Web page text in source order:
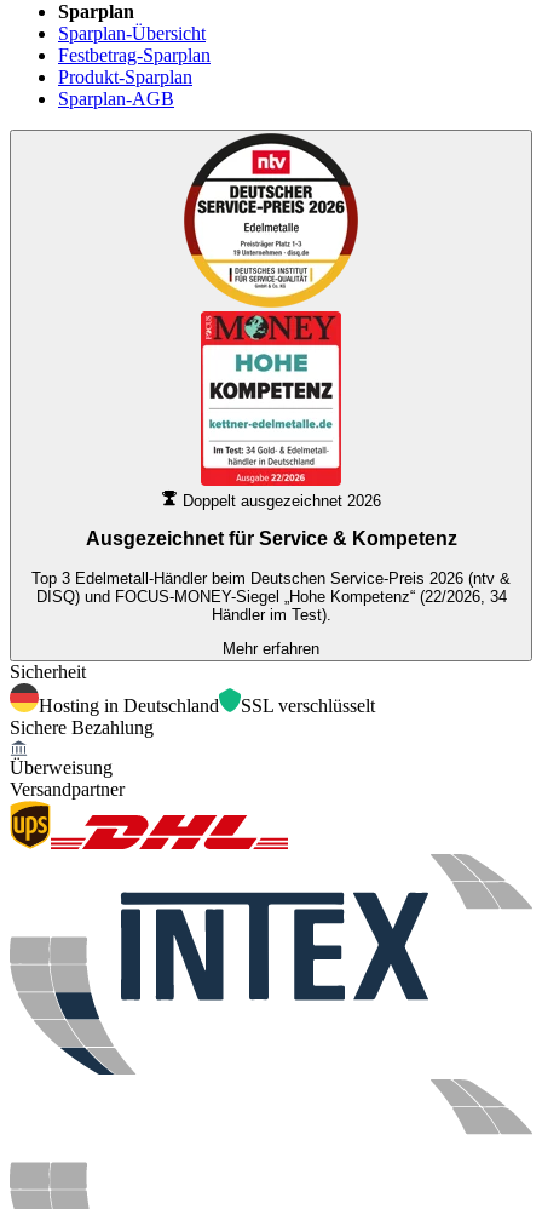
Sparplan
Sparplan-Übersicht
Festbetrag-Sparplan
Produkt-Sparplan
Sparplan-AGB
Doppelt ausgezeichnet 2026
Ausgezeichnet für Service & Kompetenz
Top 3 Edelmetall-Händler beim Deutschen Service-Preis 2026 (ntv &
DISQ) und FOCUS-MONEY-Siegel „Hohe Kompetenz“ (22/2026, 34
Händler im Test).
Mehr erfahren
Sicherheit
Hosting in Deutschland
SSL verschlüsselt
Sichere Bezahlung
Überweisung
Versandpartner